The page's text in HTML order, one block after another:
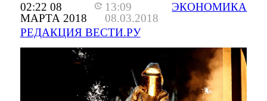
02:22 08
МАРТА 2018
13:09
08.03.2018
РЕДАКЦИЯ ВЕСТИ.РУ
ЭКОНОМИКА